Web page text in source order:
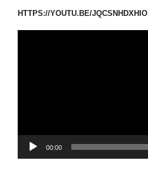
HTTPS://YOUTU.BE/JQCSNHDXHIO
00:00